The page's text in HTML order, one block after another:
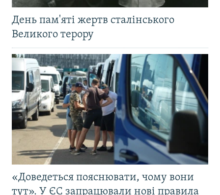
День пам'яті жертв сталінського
Великого терору
«Доведеться пояснювати, чому вони
тут». У ЄС запрацювали нові правила